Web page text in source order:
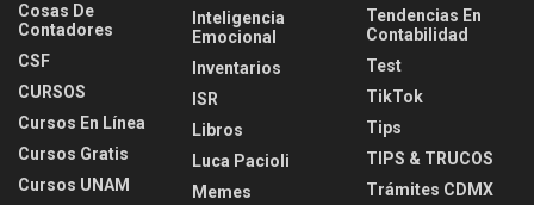
Cosas De
Contadores
CSF
CURSOS
Cursos En Línea
Cursos Gratis
Cursos UNAM
Inteligencia
Emocional
Inventarios
ISR
Libros
Luca Pacioli
Memes
Tendencias En
Contabilidad
Test
TikTok
Tips
TIPS & TRUCOS
Trámites CDMX